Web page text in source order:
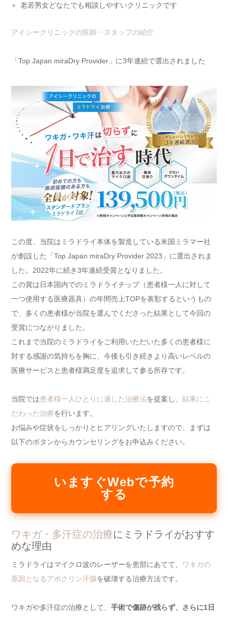
老若男女どなたでも相談しやすいクリニックです
アイシークリニックの医師・スタッフの紹介
「Top Japan miraDry Provider」に3年連続で選出されました
この度、当院はミラドライ本体を製造している米国ミラマー社
が創設した「Top Japan miraDry Provider 2023」に選出されま
した。2022年に続き3年連続受賞となりました。
この賞は日本国内でのミラドライチップ（患者様一人に対して
一つ使用する医療器具）の年間売上TOPを表彰するというもの
で、多くの患者様が当院を選んでくださった結果として今回の
受賞につながりました。
これまで当院のミラドライをご利用いただいた多くの患者様に
対する感謝の気持ちを胸に、今後も引き続きより高いレベルの
医療サービスと患者様満足度を追求して参る所存です。
当院では患者様一人ひとりに適した治療法を提案し、 結果にこ
だわった治療を行います。
お悩みや症状をしっかりとヒアリングいたしますので、まずは
以下のボタンからカウンセリングをお申込みください。
いますぐWebで予約
する
ワキガ・多汗症の治療にミラドライがおすす
めな理由
ミラドライはマイクロ波のレーザーを患部にあてて、
ワキガの
原因となるアポクリン汗腺を破壊する治療方法です。
ワキガや多汗症の治療として、 手術で傷跡が残らず、さらに1日